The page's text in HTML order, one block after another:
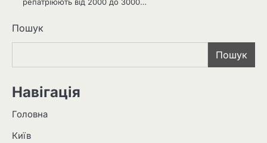
Пошук
Пошук
Навігація
Головна
Київ